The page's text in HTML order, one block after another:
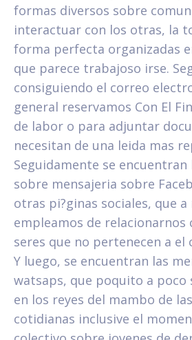
formas diversos sobre
interactuar con los otras, la
forma perfecta organizadas
que parece trabajoso irse.
consiguiendo el correo
general reservamos Con El
de labor o para adjuntar
necesitan de una leida mas
Seguidamente se encuentran
sobre mensajeria sobre
otras pi?ginas sociales, que a
empleamos de relacionarnos
seres que no pertenecen a
Y luego, se encuentran las
watsaps, que poquito a poco
en los reyes del mambo de
cotidianas inclusive el